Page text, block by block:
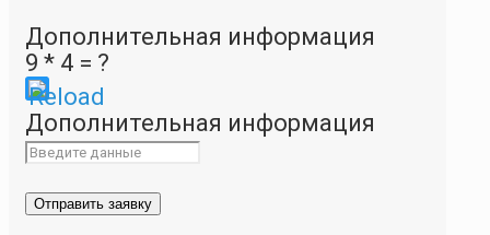
Дополнительная информация
9 * 4 = ?
Please
enter
characters
Дополнительная информация